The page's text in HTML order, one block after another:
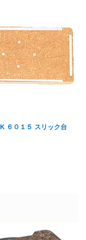
６０１５ スリック台